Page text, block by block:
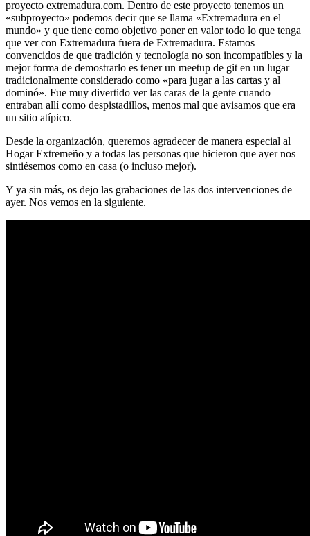
proyecto extremadura.com. Dentro de este proyecto tenemos un
«subproyecto» podemos decir que se llama «Extremadura en el
mundo» y que tiene como objetivo poner en valor todo lo que tenga
que ver con Extremadura fuera de Extremadura. Estamos
convencidos de que tradición y tecnología no son incompatibles y la
mejor forma de demostrarlo es tener un meetup de git en un lugar
tradicionalmente considerado como «para jugar a las cartas y al
dominó». Fue muy divertido ver las caras de la gente cuando
entraban allí como despistadillos, menos mal que avisamos que era
un sitio atípico.
Desde la organización, queremos agradecer de manera especial al
Hogar Extremeño y a todas las personas que hicieron que ayer nos
sintiésemos como en casa (o incluso mejor).
Y ya sin más, os dejo las grabaciones de las dos intervenciones de
ayer. Nos vemos en la siguiente.